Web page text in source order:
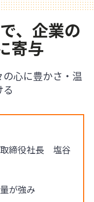
、企業の
寄与
心に豊かさ・温
締役社長 塩谷
が強み